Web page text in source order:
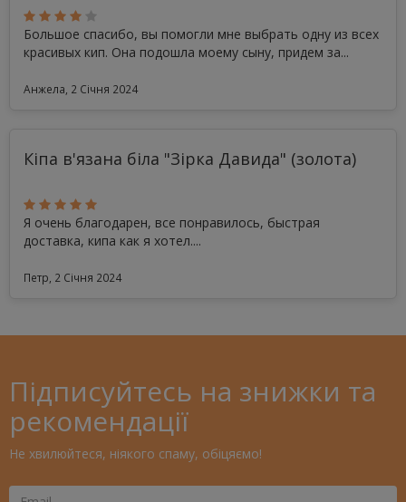
Большое спасибо, вы помогли мне выбрать одну из всех
красивых кип. Она подошла моему сыну, придем за...
Анжела, 2 Січня 2024
Кіпа в'язана біла "Зірка Давида" (золота)
Я очень благодарен, все понравилось, быстрая
доставка, кипа как я хотел....
Петр, 2 Січня 2024
Підписуйтесь на знижки та
рекомендації
Не хвилюйтеся, ніякого спаму, обіцяємо!